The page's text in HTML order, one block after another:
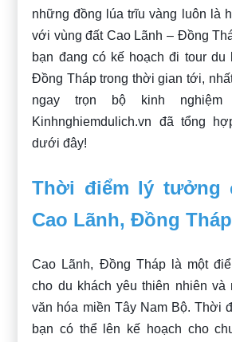
những đồng lúa trĩu vàng luôn là
với vùng đất Cao Lãnh – Đồng
bạn đang có kế hoạch đi tour du
Đồng Tháp trong thời gian tới,
ngay trọn bộ kinh
Kinhnghiemdulich.vn đã tổng
dưới đây!
Thời điểm lý tưởng
Cao Lãnh, Đồng Tháp
Cao Lãnh, Đồng Tháp là một
cho du khách yêu thiên nhiên và
văn hóa miền Tây Nam Bộ. Thời
bạn có thể lên kế hoạch cho